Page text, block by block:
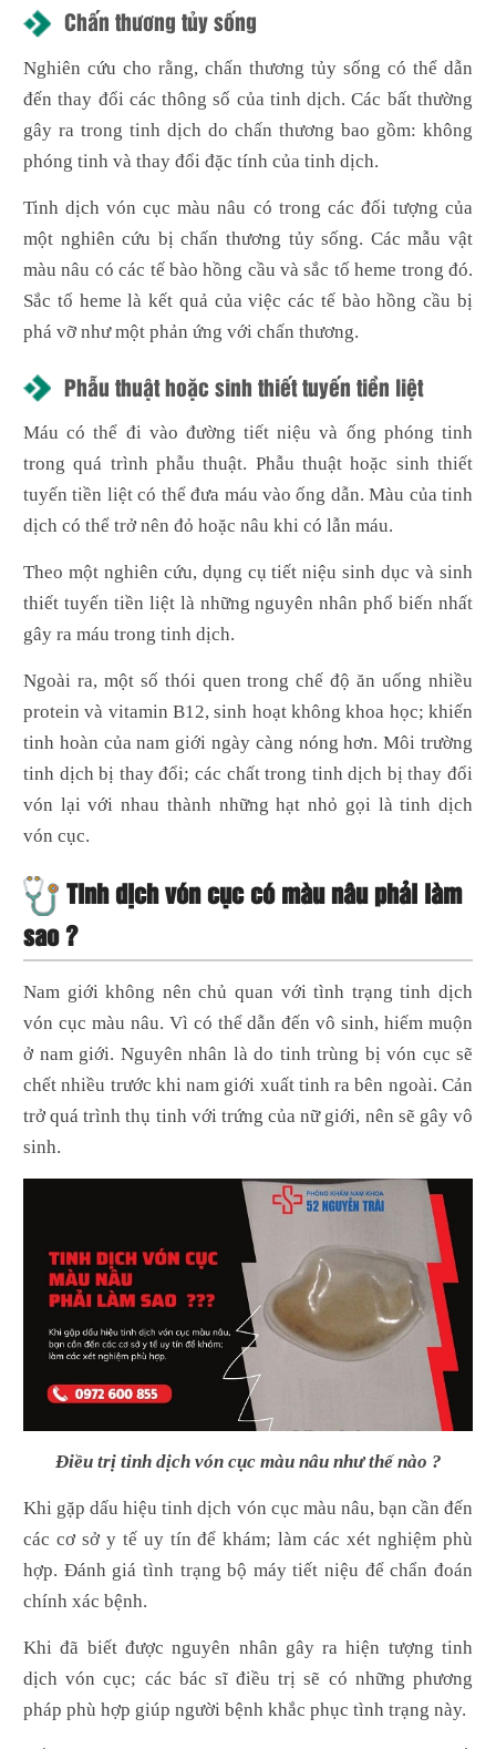
Chấn thương tủy sống
Nghiên cứu cho rằng, chấn thương tủy sống có thể dẫn
đến thay đổi các thông số của tinh dịch. Các bất thường
gây ra trong tinh dịch do chấn thương bao gồm: không
phóng tinh và thay đổi đặc tính của tinh dịch.
Tinh dịch vón cục màu nâu có trong các đối tượng của
một nghiên cứu bị chấn thương tủy sống. Các mẫu vật
màu nâu có các tế bào hồng cầu và sắc tố heme trong đó.
Sắc tố heme là kết quả của việc các tế bào hồng cầu bị
phá vỡ như một phản ứng với chấn thương.
Phẫu thuật hoặc sinh thiết tuyến tiền liệt
Máu có thể đi vào đường tiết niệu và ống phóng tinh
trong quá trình phẫu thuật. Phẫu thuật hoặc sinh thiết
tuyến tiền liệt có thể đưa máu vào ống dẫn. Màu của tinh
dịch có thể trở nên đỏ hoặc nâu khi có lẫn máu.
Theo một nghiên cứu, dụng cụ tiết niệu sinh dục và sinh
thiết tuyến tiền liệt là những nguyên nhân phổ biến nhất
gây ra máu trong tinh dịch.
Ngoài ra, một số thói quen trong chế độ ăn uống nhiều
protein và vitamin B12, sinh hoạt không khoa học; khiến
tinh hoàn của nam giới ngày càng nóng hơn. Môi trường
tinh dịch bị thay đổi; các chất trong tinh dịch bị thay đổi
vón lại với nhau thành những hạt nhỏ gọi là tinh dịch
vón cục.
Tinh dịch vón cục có màu nâu phải làm
sao ?
Nam giới không nên chủ quan với tình trạng tinh dịch
vón cục màu nâu. Vì có thể dẫn đến vô sinh, hiếm muộn
ở nam giới. Nguyên nhân là do tinh trùng bị vón cục sẽ
chết nhiều trước khi nam giới xuất tinh ra bên ngoài. Cản
trở quá trình thụ tinh với trứng của nữ giới, nên sẽ gây vô
sinh.
Điều trị tinh dịch vón cục màu nâu như thế nào ?
Khi gặp dấu hiệu tinh dịch vón cục màu nâu, bạn cần đến
các cơ sở y tế uy tín để khám; làm các xét nghiệm phù
hợp. Đánh giá tình trạng bộ máy tiết niệu để chẩn đoán
chính xác bệnh.
Khi đã biết được nguyên nhân gây ra hiện tượng tinh
dịch vón cục; các bác sĩ điều trị sẽ có những phương
pháp phù hợp giúp người bệnh khắc phục tình trạng này.